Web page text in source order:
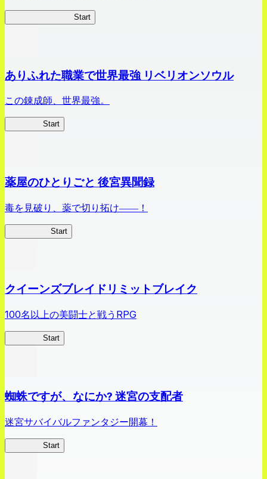
Start
ありふれた職業で世界最強 リベリオンソウル
この錬成師、世界最強。
Start
薬屋のひとりごと 後宮異聞録
毒を見破り、薬で切り拓け――！
Start
クイーンズブレイドリミットブレイク
100名以上の美闘士と戦うRPG
Start
蜘蛛ですが、なにか? 迷宮の支配者
迷宮サバイバルファンタジー開幕！
Start